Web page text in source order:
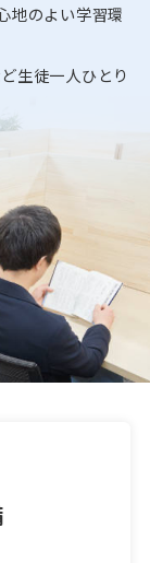
地のよい学習環
生徒一人ひとり